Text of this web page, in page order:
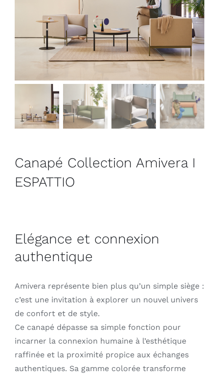
Outlet
Contact
Canapé Collection Amivera I
ESPATTIO
Elégance et connexion
authentique
Amivera représente bien plus qu’un simple siège :
c’est une invitation à explorer un nouvel univers
de confort et de style.
Ce canapé dépasse sa simple fonction pour
incarner la connexion humaine à l’esthétique
raffinée et la proximité propice aux échanges
authentiques. Sa gamme colorée transforme